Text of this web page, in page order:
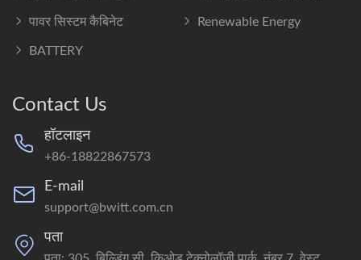
पावर सिस्टम कैबिनेट Renewable Energy
BATTERY
Contact Us
हॉटलाइन
+86-18822867573
E-mail
support@bwitt.com.cn
पता